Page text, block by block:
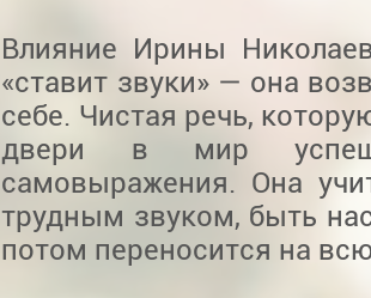
Влияние Ирины
«ставит звуки» — она
себе. Чистая речь,
двери в мир
самовыражения. Она
трудным звуком, быть
потом переносится на